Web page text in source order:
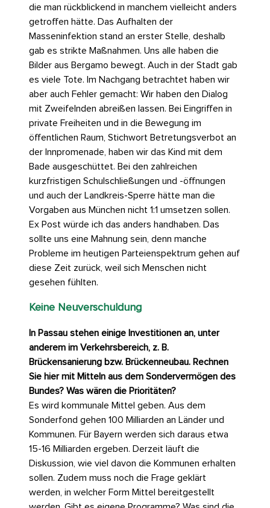
die man rückblickend in manchem vielleicht anders
getroffen hätte. Das Aufhalten der
Masseninfektion stand an erster Stelle, deshalb
gab es strikte Maßnahmen. Uns alle haben die
Bilder aus Bergamo bewegt. Auch in der Stadt gab
es viele Tote. Im Nachgang betrachtet haben wir
aber auch Fehler gemacht: Wir haben den Dialog
mit Zweifelnden abreißen lassen. Bei Eingriffen in
private Freiheiten und in die Bewegung im
öffentlichen Raum, Stichwort Betretungsverbot an
der Innpromenade, haben wir das Kind mit dem
Bade ausgeschüttet. Bei den zahlreichen
kurzfristigen Schulschließungen und -öffnungen
und auch der Landkreis-Sperre hätte man die
Vorgaben aus München nicht 1:1 umsetzen sollen.
Ex Post würde ich das anders handhaben. Das
sollte uns eine Mahnung sein, denn manche
Probleme im heutigen Parteienspektrum gehen auf
diese Zeit zurück, weil sich Menschen nicht
gesehen fühlten.
Keine Neuverschuldung
In Passau stehen einige Investitionen an, unter
anderem im Verkehrsbereich, z. B.
Brückensanierung bzw. Brückenneubau. Rechnen
Sie hier mit Mitteln aus dem Sondervermögen des
Bundes? Was wären die Prioritäten?
Es wird kommunale Mittel geben. Aus dem
Sonderfond gehen 100 Milliarden an Länder und
Kommunen. Für Bayern werden sich daraus etwa
15-16 Milliarden ergeben. Derzeit läuft die
Diskussion, wie viel davon die Kommunen erhalten
sollen. Zudem muss noch die Frage geklärt
werden, in welcher Form Mittel bereitgestellt